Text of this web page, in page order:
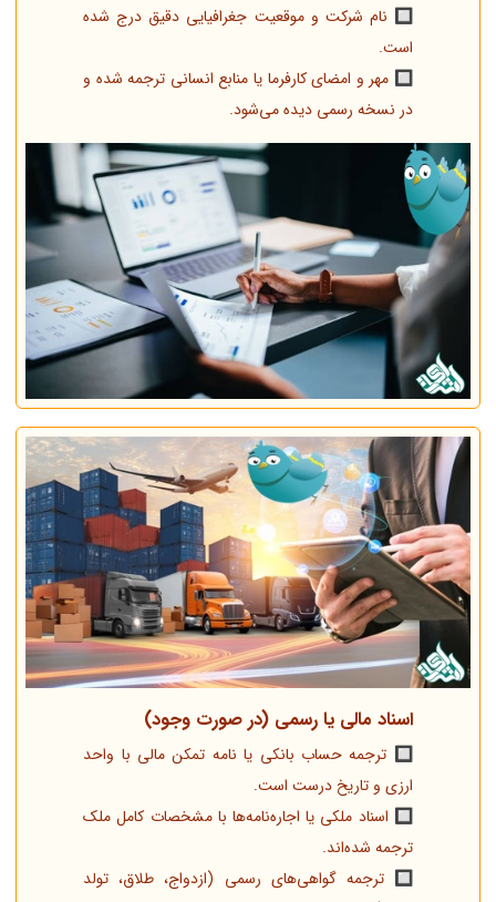
🔲 نام شرکت و موقعیت جغرافیایی دقیق درج شده
است.
🔲 مهر و امضای کارفرما یا منابع انسانی ترجمه شده و
در نسخه رسمی دیده می‌شود.
اسناد مالی یا رسمی (در صورت وجود)
🔲 ترجمه حساب بانکی یا نامه تمکن مالی با واحد
ارزی و تاریخ درست است.
🔲 اسناد ملکی یا اجاره‌نامه‌ها با مشخصات کامل ملک
ترجمه شده‌اند.
🔲 ترجمه گواهی‌های رسمی (ازدواج، طلاق، تولد